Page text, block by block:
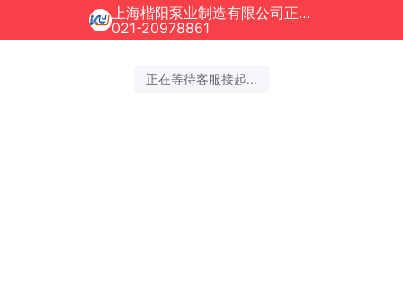
上海楷阳泵业制造有限公司正在为您服务
021-20978861
正在等待客服接起...